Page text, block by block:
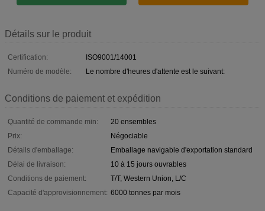
Détails sur le produit
Certification:
ISO9001/14001
Numéro de modèle:
Le nombre d'heures d'attente est le suivant:
Conditions de paiement et expédition
Quantité de commande min:
20 ensembles
Prix:
Négociable
Détails d'emballage:
Emballage navigable d'exportation standard
Délai de livraison:
10 à 15 jours ouvrables
Conditions de paiement:
T/T, Western Union, L/C
Capacité d'approvisionnement: 6000 tonnes par mois